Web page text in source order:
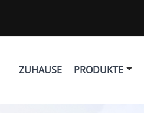
ZUHAUSE PRODUKTE